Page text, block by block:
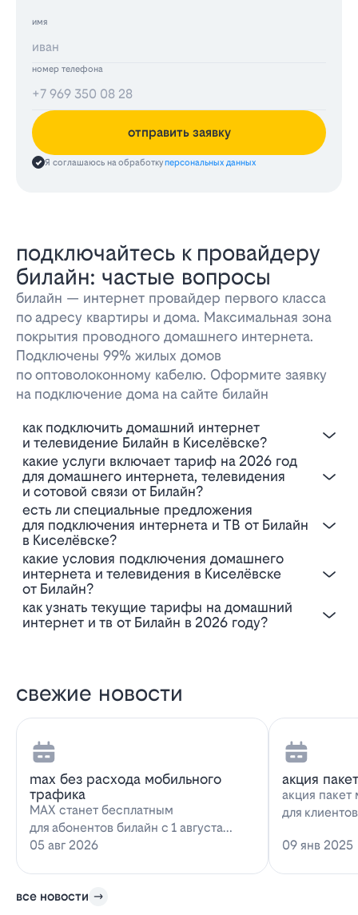
имя
номер телефона
отправить заявку
Я соглашаюсь на обработкуперсональных данных
подключайтесь к провайдеру
билайн: частые вопросы
билайн — интернет провайдер первого класса
по адресу квартиры и дома. Максимальная зона
покрытия проводного домашнего интернета.
Подключены 99% жилых домов
по оптоволоконному кабелю. Оформите заявку
на подключение дома на сайте билайн
Как подключить домашний интернет
и телевидение Билайн в Киселёвске?
Какие услуги включает тариф на 2026 год
для домашнего интернета, телевидения
и сотовой связи от Билайн?
Есть ли специальные предложения
для подключения интернета и ТВ от Билайн
в Киселёвске?
Какие условия подключения домашнего
интернета и телевидения в Киселёвске
от Билайн?
Как узнать текущие тарифы на домашний
интернет и тв от Билайн в 2026 году?
свежие новости
max без расхода мобильного
трафика
MAX станет бесплатным
для абонентов билайн с 1 августа
2026 года использование
05 авг 2026
акция
акция пакет
для
09 янв 2025
все новости